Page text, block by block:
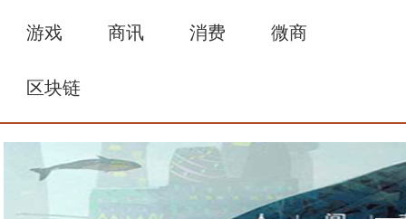
游戏 商讯 消费 微商
区块链